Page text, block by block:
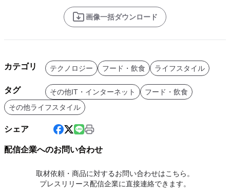
画像一括ダウンロード
カテゴリ テクノロジー フード・飲食 ライフスタイル
タグ その他IT・インターネット
フード・飲食
その他ライフスタイル
シェア
配信企業へのお問い合わせ
取材依頼・商品に対するお問い合わせはこちら。
プレスリリース配信企業に直接連絡できます。